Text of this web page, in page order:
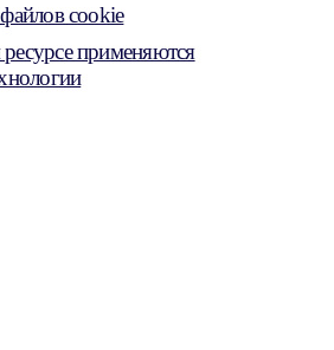
cookie
применяются